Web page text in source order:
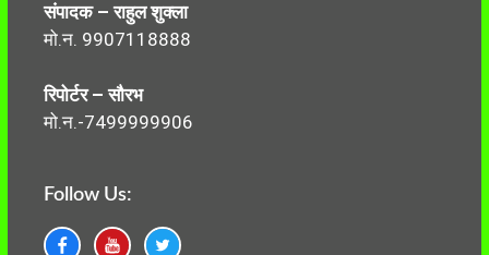
संपादक – राहुल शुक्ला
मो.न. 9907118888
रिपोर्टर – सौरभ
मो.न.-7499999906
Follow Us: